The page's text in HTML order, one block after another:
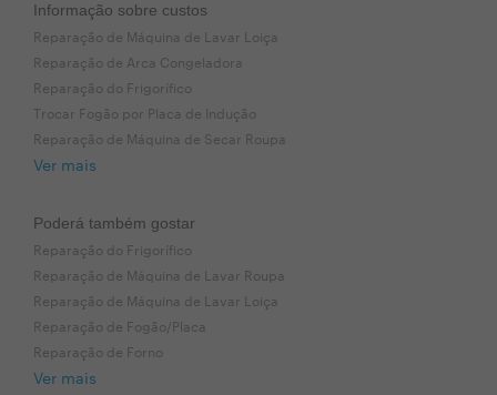
Informação sobre custos
Reparação de Máquina de Lavar Loiça
Reparação de Arca Congeladora
Reparação do Frigorífico
Trocar Fogão por Placa de Indução
Reparação de Máquina de Secar Roupa
Ver mais
Poderá também gostar
Reparação do Frigorífico
Reparação de Máquina de Lavar Roupa
Reparação de Máquina de Lavar Loiça
Reparação de Fogão/Placa
Reparação de Forno
Ver mais